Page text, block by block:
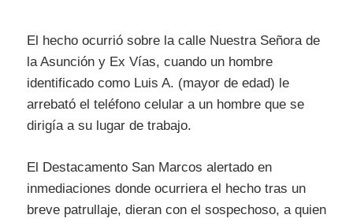
El hecho ocurrió sobre la calle Nuestra Señora de
la Asunción y Ex Vías, cuando un hombre
identificado como Luis A. (mayor de edad) le
arrebató el teléfono celular a un hombre que se
dirigía a su lugar de trabajo.
El Destacamento San Marcos alertado en
inmediaciones donde ocurriera el hecho tras un
breve patrullaje, dieran con el sospechoso, a quien